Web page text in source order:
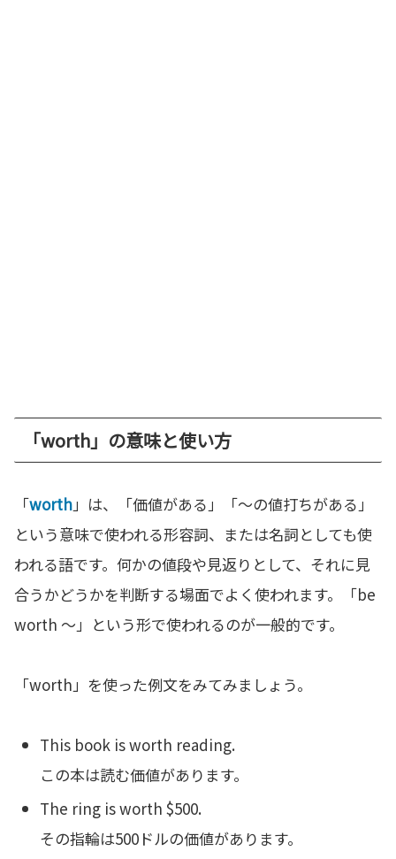
「worth」の意味と使い方
「worth」は、「価値がある」「～の値打ちがある」
という意味で使われる形容詞、または名詞としても使
われる語です。何かの値段や見返りとして、それに見
合うかどうかを判断する場面でよく使われます。「be
worth ～」という形で使われるのが一般的です。
「worth」を使った例文をみてみましょう。
This book is worth reading.
この本は読む価値があります。
The ring is worth $500.
その指輪は500ドルの価値があります。